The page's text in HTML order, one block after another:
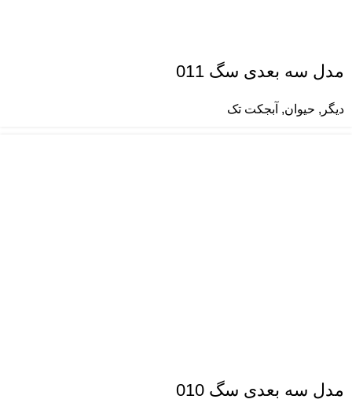
مدل سه بعدی سگ 011
دیگر , حیوان, آبجکت تک
مدل سه بعدی سگ 010